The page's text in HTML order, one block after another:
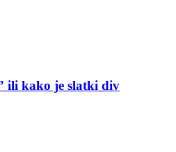
ili kako je slatki div